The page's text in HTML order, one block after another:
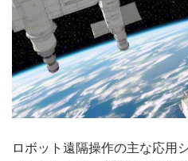
ロボット遠隔操作の主な応用